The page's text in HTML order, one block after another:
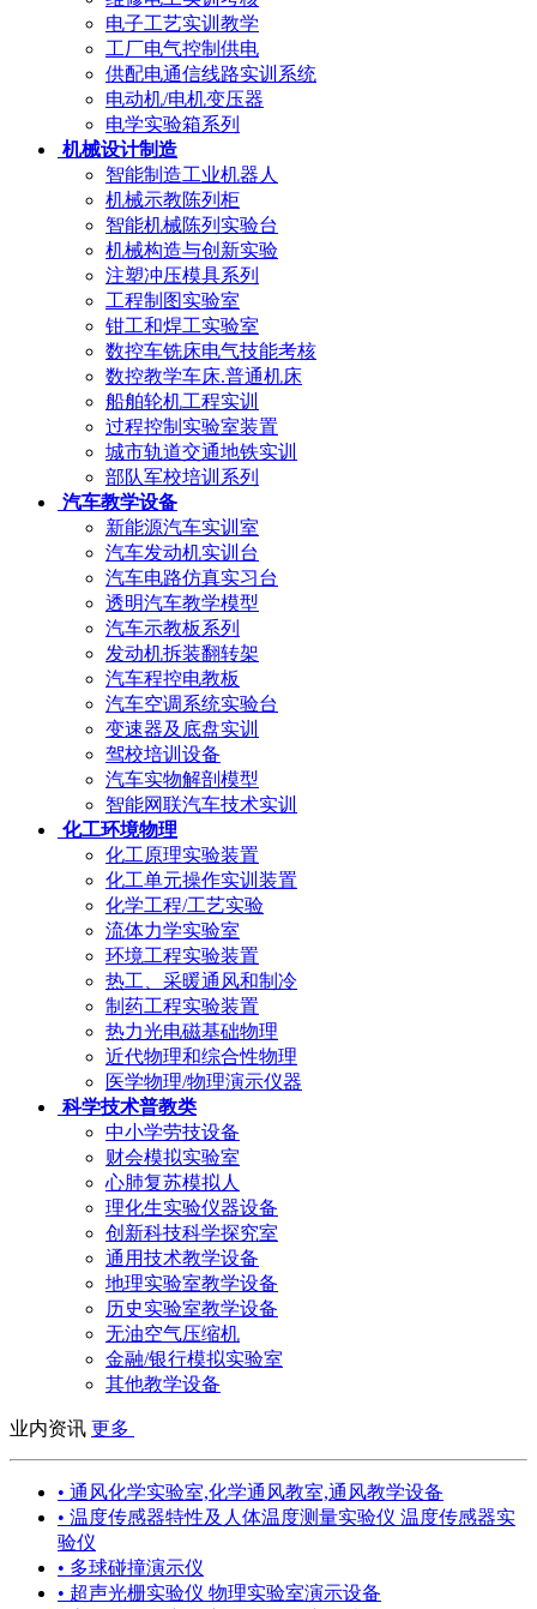
电子工艺实训教学
工厂电气控制供电
供配电通信线路实训系统
电动机/电机变压器
电学实验箱系列
机械设计制造
智能制造工业机器人
机械示教陈列柜
智能机械陈列实验台
机械构造与创新实验
注塑冲压模具系列
工程制图实验室
钳工和焊工实验室
数控车铣床电气技能考核
数控教学车床.普通机床
船舶轮机工程实训
过程控制实验室装置
城市轨道交通地铁实训
部队军校培训系列
汽车教学设备
新能源汽车实训室
汽车发动机实训台
汽车电路仿真实习台
透明汽车教学模型
汽车示教板系列
发动机拆装翻转架
汽车程控电教板
汽车空调系统实验台
变速器及底盘实训
驾校培训设备
汽车实物解剖模型
智能网联汽车技术实训
化工环境物理
化工原理实验装置
化工单元操作实训装置
化学工程/工艺实验
流体力学实验室
环境工程实验装置
热工、采暖通风和制冷
制药工程实验装置
热力光电磁基础物理
近代物理和综合性物理
医学物理/物理演示仪器
科学技术普教类
中小学劳技设备
财会模拟实验室
心肺复苏模拟人
理化生实验仪器设备
创新科技科学探究室
通用技术教学设备
地理实验室教学设备
历史实验室教学设备
无油空气压缩机
金融/银行模拟实验室
其他教学设备
业内资讯 更多
• 通风化学实验室,化学通风教室,通风教学设备
• 温度传感器特性及人体温度测量实验仪 温度传感器实
验仪
• 多球碰撞演示仪
• 超声光栅实验仪 物理实验室演示设备